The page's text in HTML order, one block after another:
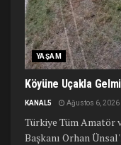
YAŞAM
Köyüne Uçakla
KANAL5 Ağustos 6, 2026
Türkiye Tüm Amatör
Başkanı Orhan